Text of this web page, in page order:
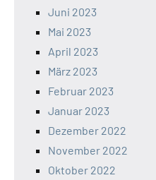
Juni 2023
Mai 2023
April 2023
März 2023
Februar 2023
Januar 2023
Dezember 2022
November 2022
Oktober 2022